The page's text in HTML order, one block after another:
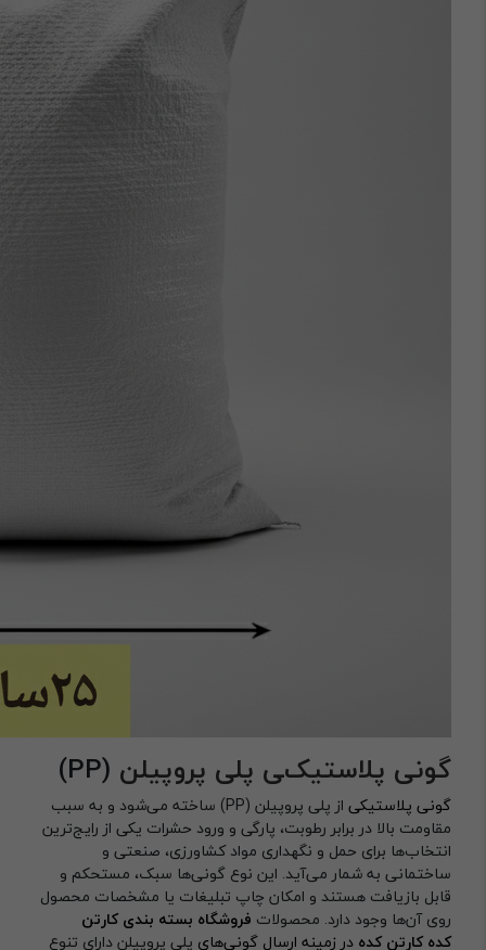
گونی پلاستیکی پلی پروپیلن (PP)
گونی پلاستیکی
از پلی پروپیلن (PP) ساخته می‌شود و به سبب
مقاومت بالا در برابر رطوبت، پارگی و ورود حشرات یکی از رایج‌ترین
انتخاب‌ها برای حمل و نگهداری مواد کشاورزی، صنعتی و
ساختمانی به شمار می‌آید. این نوع گونی‌ها سبک، مستحکم و
قابل بازیافت هستند و امکان چاپ تبلیغات یا مشخصات محصول
روی آن‌ها وجود دارد. محصولات فروشگاه بسته بندی کارتن
کده کارتن کده در زمینه ارسال گونی‌های پلی پروپیلن دارای تنوع